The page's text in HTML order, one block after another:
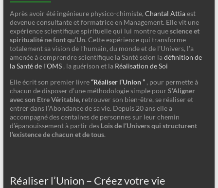
Après avoir été ingénieure physico-chimiste, Chantal Attiaest
devenue consultante et formatrice en Management. Elle vit une
expérience scientifique spirituelle qui lui montre quescience et
spiritualité ne font qu’Un. Cette expérience qui transforme
totalement sa vision de l’humain, du monde et de l’Univers, l’a
amenée à comprendre scientifique la Santé selon ladéfinition de
la Santé de l’OMS, la guérison et la Réalisation de Soi
Elle écrit son premier livre“Réaliser l’Union ”, pour permette à
chacun de disposer d’une méthodologie simple pour S’Aligner
avec son Etre Véritable,retrouver son bien-être, se réaliser et
entrer dans l’Abondance de sa vie. Depuis 20 ans elle a
accompagné des centaines de personnes sur leur chemin
d’épanouissement à partir des Lois de l’Univers qui structurent
l’existence de chacun et de tous.
Réaliser l’Union – Créez votre vie